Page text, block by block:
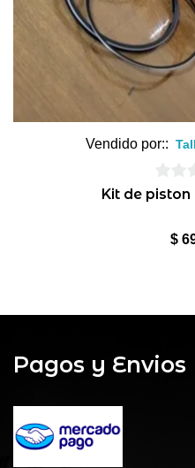
Vendido por::
0
Kit de piston
$
Pagos y Envios